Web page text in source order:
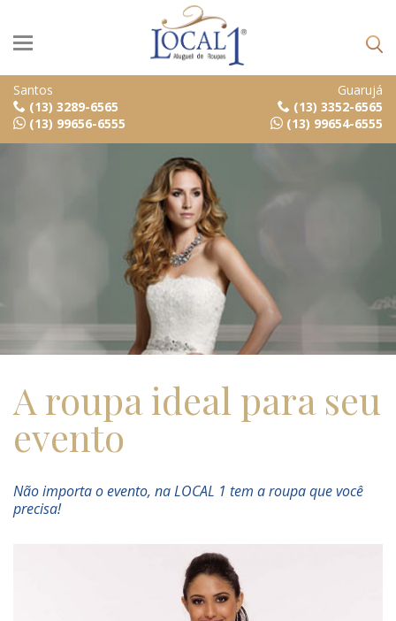
Santos
(13) 3289-6565
(13) 99656-6555
Guarujá
(13) 3352-6565
(13) 99654-6555
A roupa ideal para seu
evento
Não importa o evento, na LOCAL 1 tem a roupa que você
precisa!